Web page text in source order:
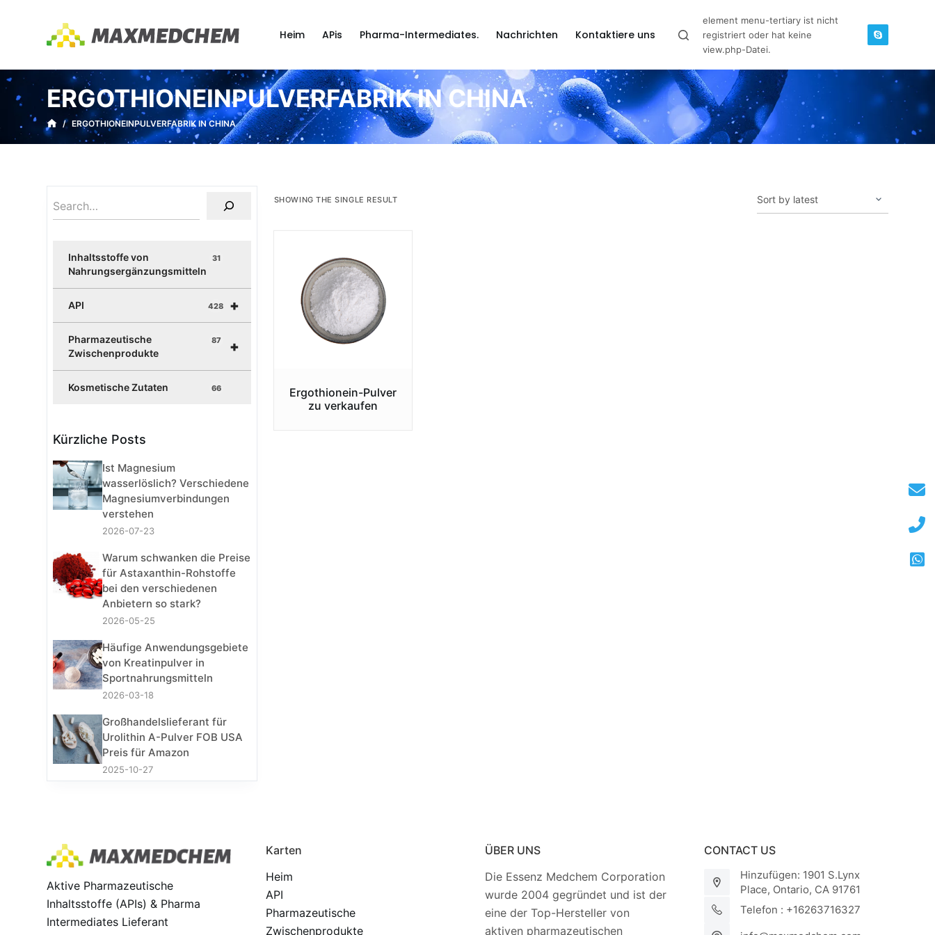
I
h
a
l
Heim APis Pharma-Intermediates. Nachrichten Kontaktiere uns
element menu-tertiary ist nicht
registriert oder hat keine
view.php-Datei.
ERGOTHIONEINPULVERFABRIK IN CHINA
/ ERGOTHIONEINPULVERFABRIK IN CHINA
SHOWING THE SINGLE RESULT
Ergothionein-Pulver
zu verkaufen
Inhaltsstoffe von
Nahrungsergänzungsmitteln
31
+
API 428
+
Pharmazeutische
Zwischenprodukte
87
Kosmetische Zutaten 66
Kürzliche Posts
Ist Magnesium
wasserlöslich? Verschiedene
Magnesiumverbindungen
verstehen
2026-07-23
Warum schwanken die Preise
für Astaxanthin-Rohstoffe
bei den verschiedenen
Anbietern so stark?
2026-05-25
Häufige Anwendungsgebiete
von Kreatinpulver in
Sportnahrungsmitteln
2026-03-18
Großhandelslieferant für
Urolithin A-Pulver FOB USA
Preis für Amazon
2025-10-27
Aktive Pharmazeutische
Inhaltsstoffe (APIs) & Pharma
Intermediates Lieferant
Karten
Heim
API
Pharmazeutische
Zwischenprodukte
ÜBER UNS
Die Essenz Medchem Corporation
wurde 2004 gegründet und ist der
eine der Top-Hersteller von
aktiven pharmazeutischen
CONTACT US
Hinzufügen: 1901 S.Lynx
Place, Ontario, CA 91761
Telefon : +16263716327